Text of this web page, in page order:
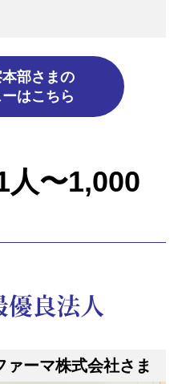
部さまの
はこちら
人〜1,000
ァーマ株式会社さま